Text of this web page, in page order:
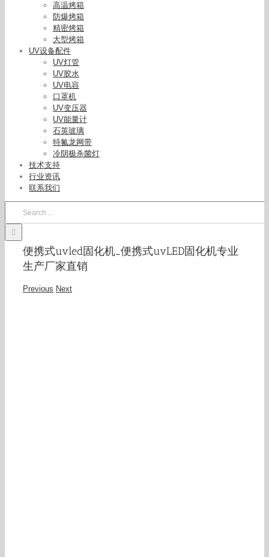
高温烤箱
防爆烤箱
精密烤箱
大型烤箱
UV设备配件
UV灯管
UV胶水
UV电容
口罩机
UV变压器
UV能量计
石英玻璃
特氟龙网带
冷阴极杀菌灯
技术支持
行业资讯
联系我们
便携式uvled固化机_便携式uvLED固化机专业
生产厂家直销
Previous Next